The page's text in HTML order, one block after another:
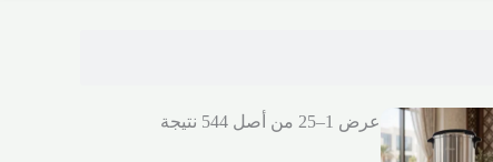
عرض 1–25 من أصل 544 نتيجة